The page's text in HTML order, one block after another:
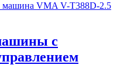
VMA V-T388D-2.5
с